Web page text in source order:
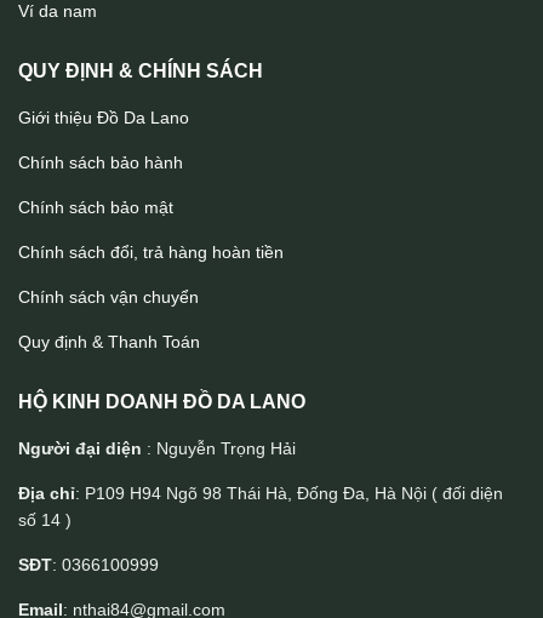
Ví da nam
QUY ĐỊNH & CHÍNH SÁCH
Giới thiệu Đồ Da Lano
Chính sách bảo hành
Chính sách bảo mật
Chính sách đổi, trả hàng hoàn tiền
Chính sách vận chuyển
Quy định & Thanh Toán
HỘ KINH DOANH ĐỒ DA LANO
Người đại diện : Nguyễn Trọng Hải
Địa chỉ: P109 H94 Ngõ 98 Thái Hà, Đống Đa, Hà Nội ( đối diện
số 14 )
SĐT: 0366100999
Email: nthai84@gmail.com